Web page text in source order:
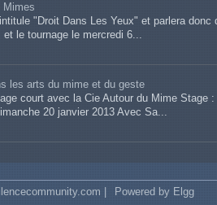
Mimes
"Droit Dans Les Yeux" et parlera
et le tournage le mercredi 6...
les arts du mime et du geste
court avec la Cie Autour du Mime Stage
20 janvier 2013 Avec Sa...
| Powered by Elgg